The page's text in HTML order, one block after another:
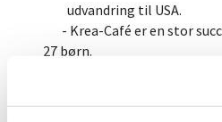
udvandring til USA.
- Krea-Café er en stor
27 børn.
- Film og Pizza blev også
- I Samlingsstedet vil der